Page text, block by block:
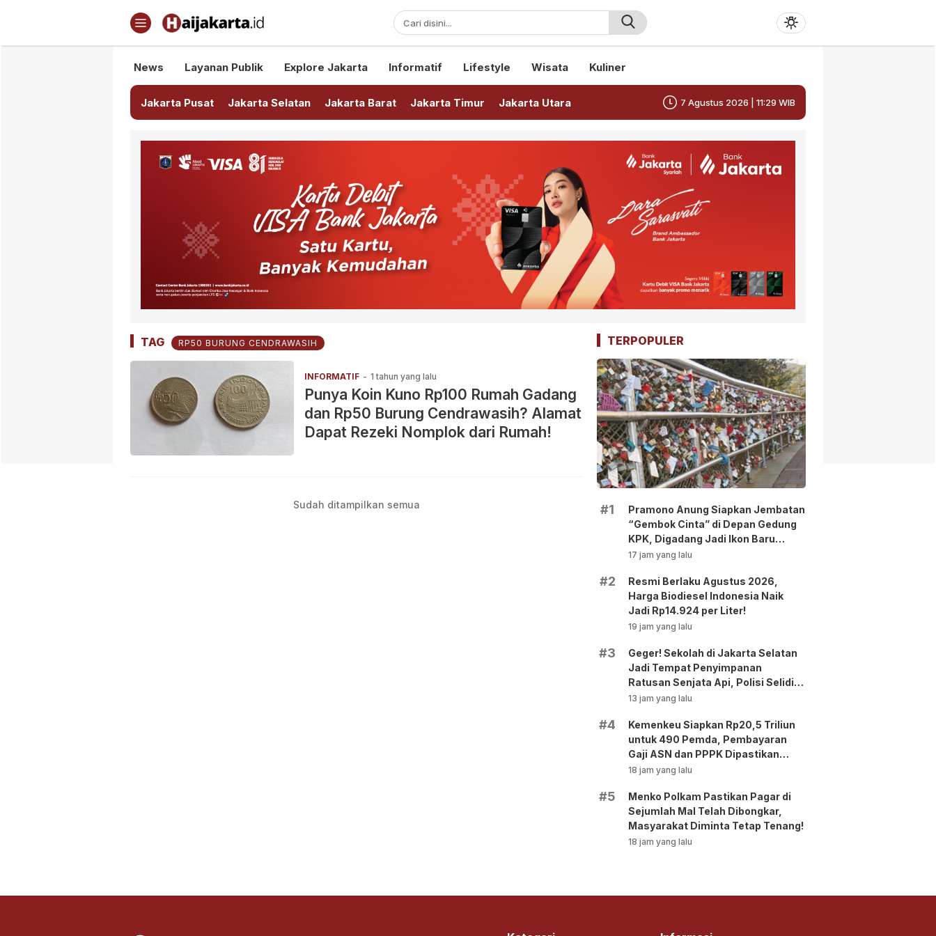
Haijakarta.id
Semua Tentang Jakarta Ada Disini!
News Layanan Publik Explore Jakarta Informatif Lifestyle Wisata Kuliner
Jakarta Pusat Jakarta Selatan Jakarta Barat Jakarta Timur Jakarta Utara 7 Agustus 2026 | 11:29 WIB
TAG RP50 BURUNG CENDRAWASIH
INFORMATIF - 1 tahun yang lalu
Punya Koin Kuno Rp100 Rumah Gadang
dan Rp50 Burung Cendrawasih? Alamat
Dapat Rezeki Nomplok dari Rumah!
Sudah ditampilkan semua
TERPOPULER
#1
Pramono Anung Siapkan Jembatan
“Gembok Cinta” di Depan Gedung
KPK, Digadang Jadi Ikon Baru
Jakarta!
17 jam yang lalu
#2
Resmi Berlaku Agustus 2026,
Harga Biodiesel Indonesia Naik
Jadi Rp14.924 per Liter!
19 jam yang lalu
#3
Geger! Sekolah di Jakarta Selatan
Jadi Tempat Penyimpanan
Ratusan Senjata Api, Polisi Selidiki
Pemilik
13 jam yang lalu
#4
Kemenkeu Siapkan Rp20,5 Triliun
untuk 490 Pemda, Pembayaran
Gaji ASN dan PPPK Dipastikan
Tetap Berjalan!
18 jam yang lalu
#5
Menko Polkam Pastikan Pagar di
Sejumlah Mal Telah Dibongkar,
Masyarakat Diminta Tetap Tenang!
18 jam yang lalu